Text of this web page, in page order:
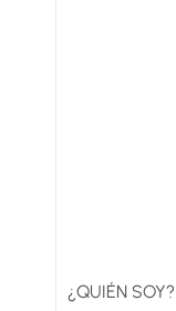
¿QUIÉN SOY?